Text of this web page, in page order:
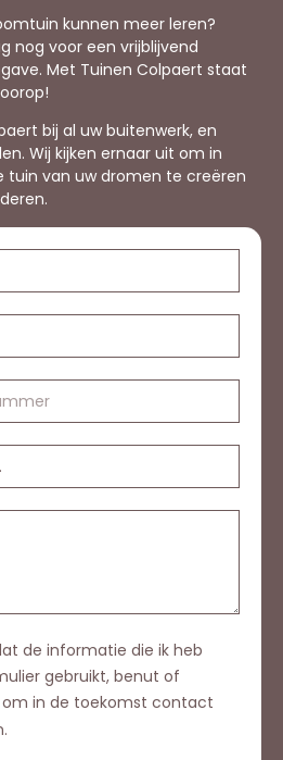
kunnen meer leren?
nog voor een vrijblijvend
Met Tuinen Colpaert staat
bij al uw buitenwerk, en
Wij kijken ernaar uit om in
tuin van uw dromen te creëren
de informatie die ik heb
gebruikt, benut of
om in de toekomst contact